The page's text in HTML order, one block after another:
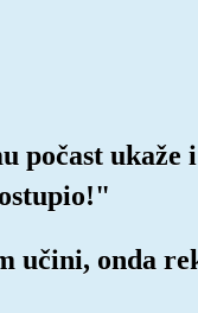
počast ukaže
učini, onda